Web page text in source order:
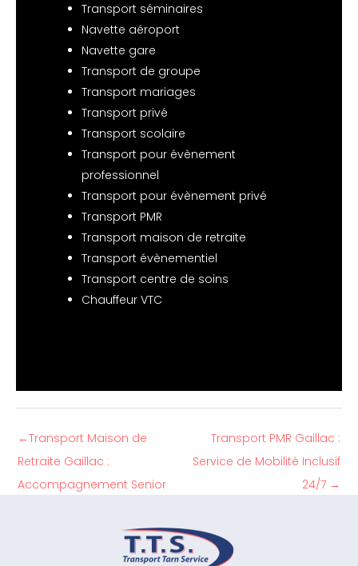
Transport séminaires
Navette aéroport
Navette gare
Transport de groupe
Transport mariages
Transport privé
Transport scolaire
Transport pour évènement
professionnel
Transport pour évènement privé
Transport PMR
Transport maison de retraite
Transport évènementiel
Transport centre de soins
Chauffeur VTC
←Transport Maison de
Retraite Gaillac :
Accompagnement Senior
Transport PMR Gaillac :
Service de Mobilité Inclusif
24/7 →